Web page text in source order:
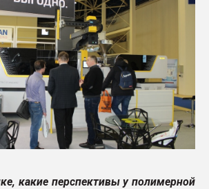
какие перспективы у полимерной